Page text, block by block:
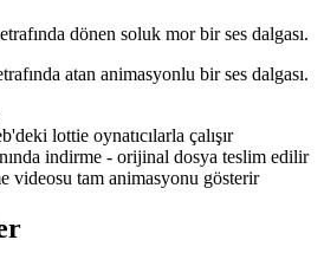
dönen soluk mor bir ses dalgası.
atan animasyonlu bir ses dalgası.
lottie oynatıcılarla çalışır
indirme - orijinal dosya teslim edilir
videosu tam animasyonu gösterir